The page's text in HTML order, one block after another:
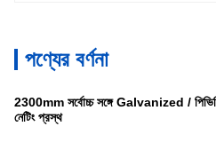
পণ্যের বর্ণনা
2300mm সর্বোচ্চ সঙ্গে Galvanized /
নেটিং প্রস্থ